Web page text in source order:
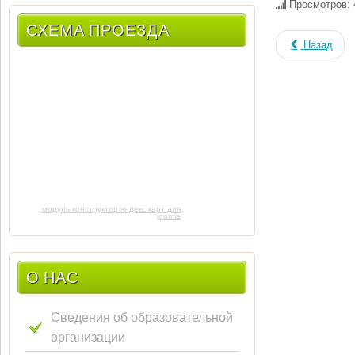
СХЕМА ПРОЕЗДА
модуль конструктор яндекс карт для
joomla
О НАС
Сведения об образовательной
организации
Просмотров:
Назад